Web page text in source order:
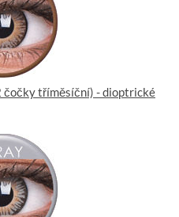
čočky tříměsíční) - dioptrické